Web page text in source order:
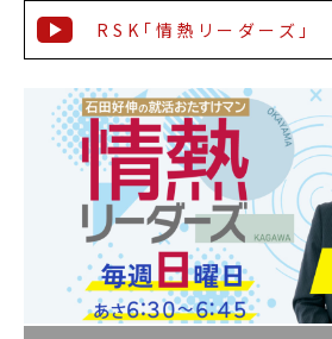
RSK「情熱リーダーズ」